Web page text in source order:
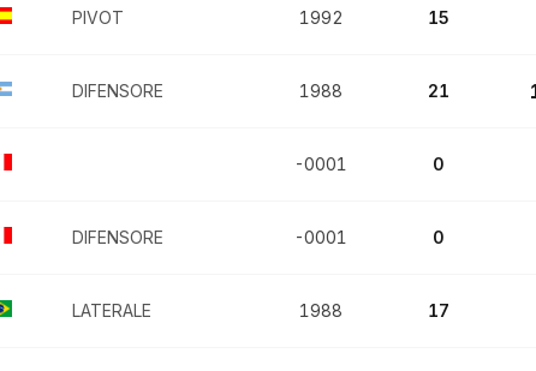
PIVOT 1992 15
DIFENSORE 1988 21
-0001 0
DIFENSORE -0001 0
LATERALE 1988 17